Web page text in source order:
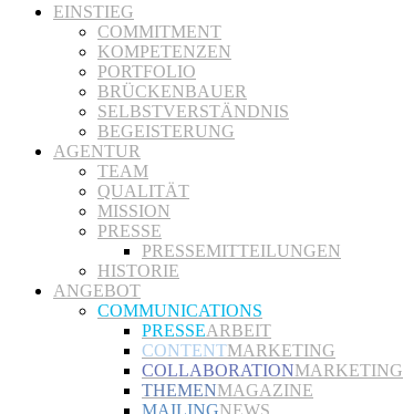
EINSTIEG
COMMITMENT
KOMPETENZEN
PORTFOLIO
BRÜCKENBAUER
SELBSTVERSTÄNDNIS
BEGEISTERUNG
AGENTUR
TEAM
QUALITÄT
MISSION
PRESSE
PRESSEMITTEILUNGEN
HISTORIE
ANGEBOT
COMMUNICATIONS
PRESSEARBEIT
CONTENTMARKETING
COLLABORATIONMARKETING
THEMENMAGAZINE
MAILINGNEWS